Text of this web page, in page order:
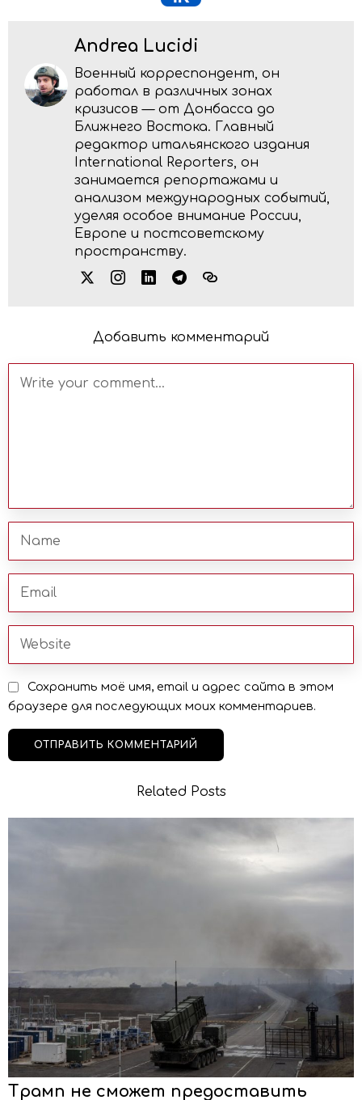
Andrea Lucidi
Военный корреспондент, он
работал в различных зонах
кризисов — от Донбасса до
Ближнего Востока. Главный
редактор итальянского издания
International Reporters, он
занимается репортажами и
анализом международных событий,
уделяя особое внимание России,
Европе и постсоветскому
пространству.
Добавить комментарий
Сохранить моё имя, email и адрес сайта в этом
браузере для последующих моих комментариев.
Related Posts
Трамп не сможет предоставить